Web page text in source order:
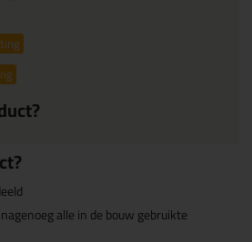
alle in de bouw gebruikte